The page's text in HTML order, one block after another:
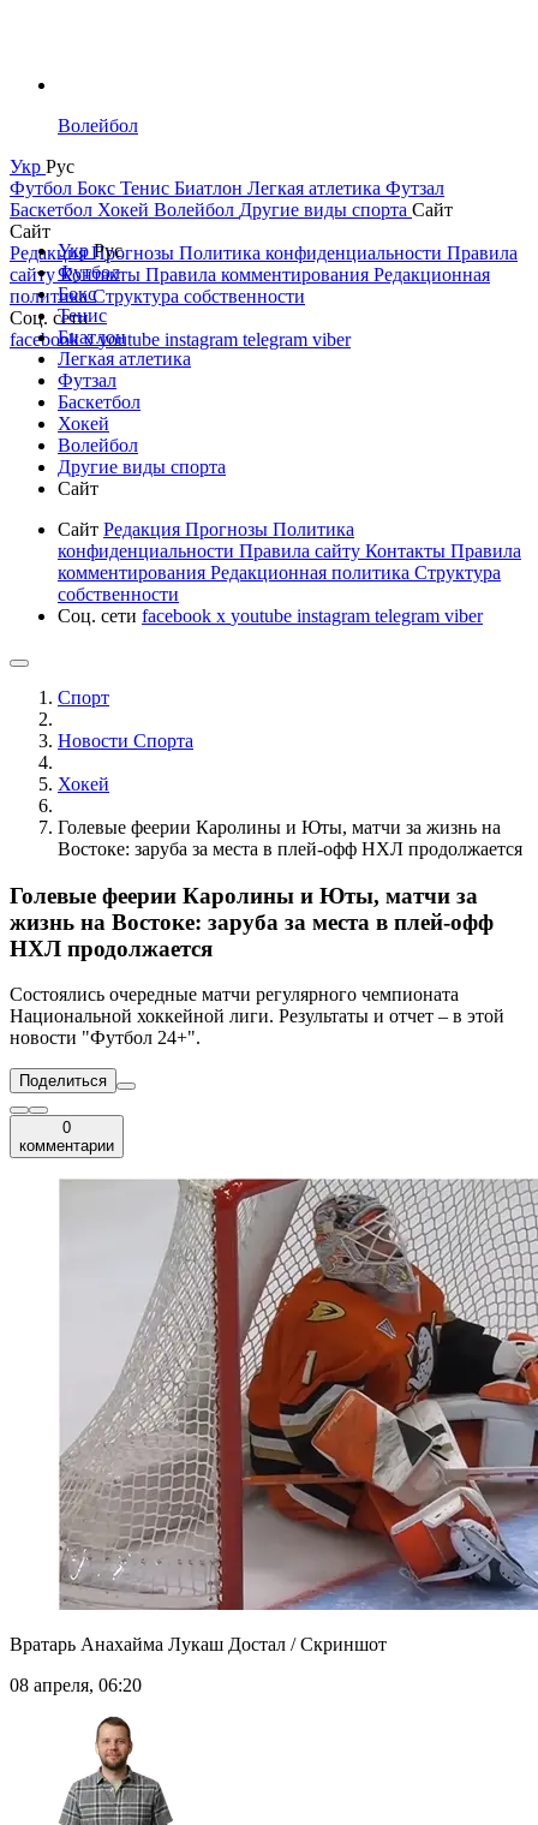
Волейбол
Укр Рус
Футбол Бокс Тенис Биатлон Легкая атлетика Футзал
Баскетбол Хокей Волейбол Другие виды спорта Сайт
Сайт
РедакцияПрогнозы Политика конфиденциальности Правила
сайтуКонтакты Правила комментирования Редакционная
политикаСтруктура собственности
Соц. сети
facebookxyoutube instagram telegram viber
УкрРус
Футбол
Бокс
Тенис
Биатлон
Легкая атлетика
Футзал
Баскетбол
Хокей
Волейбол
Другие виды спорта
Сайт
Сайт Редакция Прогнозы Политика
конфиденциальности Правила сайту Контакты Правила
комментирования Редакционная политика Структура
собственности
Соц. сети facebook x youtube instagram telegram viber
Спорт
Новости Cпорта
Хокей
Голевые феерии Каролины и Юты, матчи за жизнь на
Востоке: заруба за места в плей-офф НХЛ продолжается
Голевые феерии Каролины и Юты, матчи за
жизнь на Востоке: заруба за места в плей-офф
НХЛ продолжается
Состоялись очередные матчи регулярного чемпионата
Национальной хоккейной лиги. Результаты и отчет – в этой
новости "Футбол 24+".
Поделиться
0
комментарии
Вратарь Анахайма Лукаш Достал / Скриншот
08 апреля, 06:20